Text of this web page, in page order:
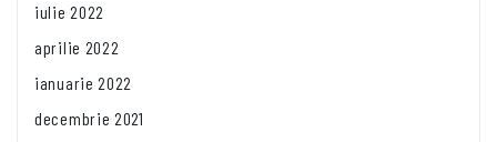
iulie 2022
aprilie 2022
ianuarie 2022
decembrie 2021